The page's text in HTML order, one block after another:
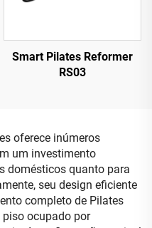
Smart Pilates Reformer
RS03
oferece inúmeros
um investimento
domésticos quanto para
seu design eficiente
completo de Pilates
ocupado por